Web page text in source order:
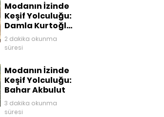
Modanın İzinde
Keşif Yolculuğu:
Damla Kurtoğlu
Akgönenç
2 dakika okunma
süresi
Modanın İzinde
Keşif Yolculuğu:
Bahar Akbulut
3 dakika okunma
süresi